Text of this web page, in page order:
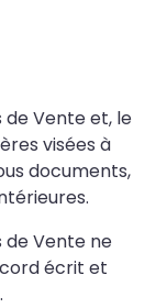
de Vente et, le
visées à
documents,
de Vente ne
écrit et